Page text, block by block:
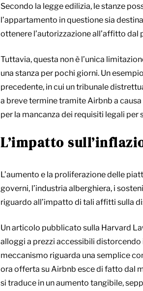
Secondo la legge edilizia, le stanze
l’appartamento in questione sia
ottenere l’autorizzazione all’affitto
Tuttavia, questa non è l’unica
una stanza per pochi giorni. Un
precedente, in cui un tribunale
a breve termine tramite Airbnb a
per la mancanza dei requisiti legali
L’impatto
L’aumento e la proliferazione delle
governi, l’industria alberghiera, i
riguardo all’impatto di tali affitti sulla
Un articolo pubblicato sulla Harvard
alloggi a prezzi accessibili
meccanismo riguarda una semplice
ora offerta su Airbnb esce di fatto dal
si traduce in un aumento tangibile,